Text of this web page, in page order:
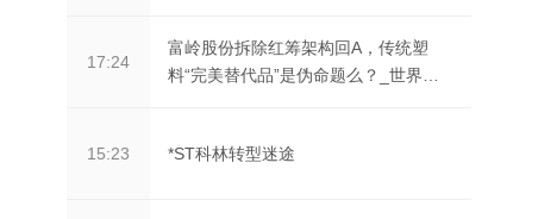
17:24
富岭股份拆除红筹架构回A，传统塑
料“完美替代品”是伪命题么？_世界即
15:23 *ST科林转型迷途